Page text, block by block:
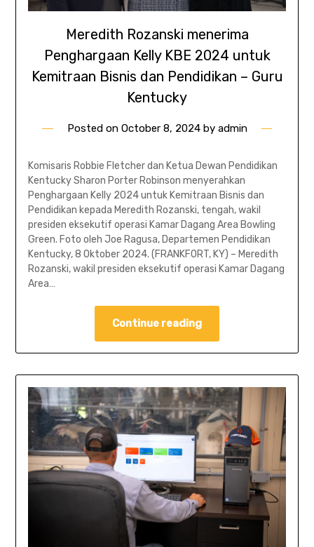
Meredith Rozanski menerima
Penghargaan Kelly KBE 2024 untuk
Kemitraan Bisnis dan Pendidikan – Guru
Kentucky
Posted on October 8, 2024by admin
Komisaris Robbie Fletcher dan Ketua Dewan Pendidikan
Kentucky Sharon Porter Robinson menyerahkan
Penghargaan Kelly 2024 untuk Kemitraan Bisnis dan
Pendidikan kepada Meredith Rozanski, tengah, wakil
presiden eksekutif operasi Kamar Dagang Area Bowling
Green. Foto oleh Joe Ragusa, Departemen Pendidikan
Kentucky, 8 Oktober 2024. (FRANKFORT, KY) – Meredith
Rozanski, wakil presiden eksekutif operasi Kamar Dagang
Area…
Continue reading